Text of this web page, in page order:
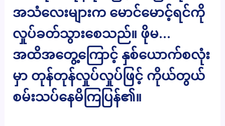
အသံလေးများက မောင်မောင့်ရင်ကို
လှုပ်ခတ်သွားစေသည်။ ဖိုမ…
အထိအတွေ့ကြောင့် နှစ်ယောက်စလုံး
မှာ တုန်တုန်လှုပ်လှုပ်ဖြင့် ကိုယ်တွယ်
စမ်းသပ်နေမိကြပြန်၏။